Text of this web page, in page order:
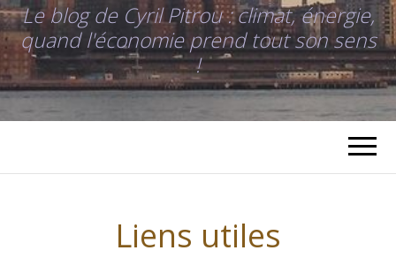
Le blog de Cyril Pitrou : climat, énergie,
quand l'économie prend tout son sens
!
Liens utiles